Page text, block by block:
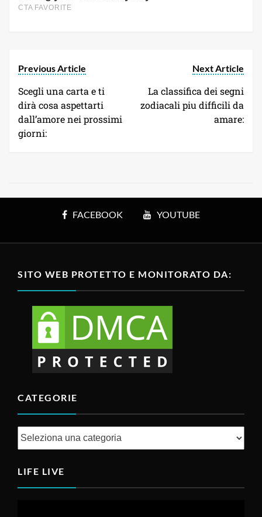
Previous Article
Scegli una carta e ti
dirà cosa aspettarti
dall’amore nei prossimi
giorni:
Next Article
La classifica dei segni
zodiacali piu difficili da
amare:
FACEBOOK YOUTUBE
SITO WEB PROTETTO E MONITORATO DA:
CATEGORIE
Categorie
LIFE LIVE